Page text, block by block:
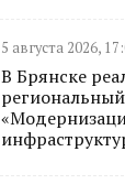
5 августа 2026,
В Брянске